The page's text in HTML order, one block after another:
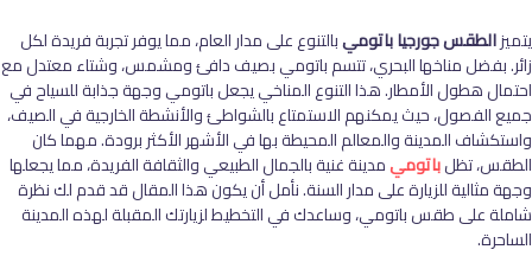
يتميزالطقس جورجيا باتوميبالتنوع على مدار العام، مما يوفر تجربة فريدة لكل
زائر. بفضل مناخها البحري، تتسم باتومي بصيف دافئ ومشمس، وشتاء معتدل مع
احتمال هطول الأمطار. هذا التنوع المناخي يجعل باتومي وجهة جذابة للسياح في
جميع الفصول، حيث يمكنهم الاستمتاع بالشواطئ والأنشطة الخارجية في الصيف،
واستكشاف المدينة والمعالم المحيطة بها في الأشهر الأكثر برودة. مهما كان
الطقس، تظلباتوميمدينة غنية بالجمال الطبيعي والثقافة الفريدة، مما يجعلها
وجهة مثالية للزيارة على مدار السنة. نأمل أن يكون هذا المقال قد قدم لك نظرة
شاملة على طقس باتومي، وساعدك في التخطيط لزيارتك المقبلة لهذه المدينة
الساحرة.